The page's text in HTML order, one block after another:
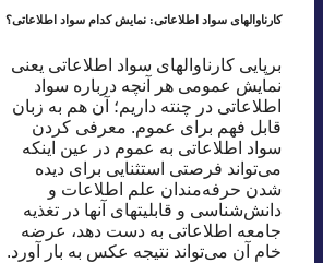
کارناوالهای سواد اطلاعاتی: نمایش کدام سواد اطلاعاتی؟
برپایی کارناوالهای سواد اطلاعاتی یعنی
نمایش عمومی هر آنچه درباره سواد
اطلاعاتی در چنته داریم؛ آن هم به زبان
قابل فهم برای عموم. معرفی کردن
سواد اطلاعاتی به عموم در عین اینکه
می‌تواند فرصتی استثنایی برای دیده
شدن حرفه‌مندان علم اطلاعات و
دانش‌شناسی و قابلیتهای آنها در تغذیه
جامعه اطلاعاتی به دست دهد،‌ عرضه
خام آن می‌تواند نتیجه‌ عکس به بار آورد.